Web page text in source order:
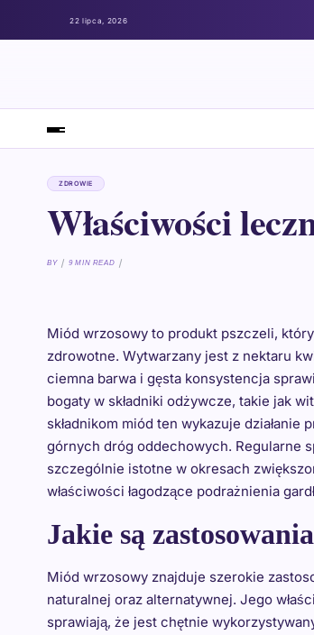
22 lipca, 2026
ZDROWIE
Właściwości
BY 9 MIN READ
Miód wrzosowy to produkt pszczeli,
zdrowotne. Wytwarzany jest z nektaru
ciemna barwa i gęsta konsystencja
bogaty w składniki odżywcze, takie jak
składnikom miód ten wykazuje
górnych dróg oddechowych. Regularne
szczególnie istotne w okresach
właściwości łagodzące podrażnienia
Jakie są
Miód wrzosowy znajduje szerokie
naturalnej oraz alternatywnej. Jego
sprawiają, że jest chętnie